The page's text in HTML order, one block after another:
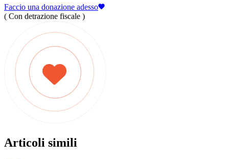
Faccio una donazione adesso
( Con detrazione fiscale )
Articoli simili